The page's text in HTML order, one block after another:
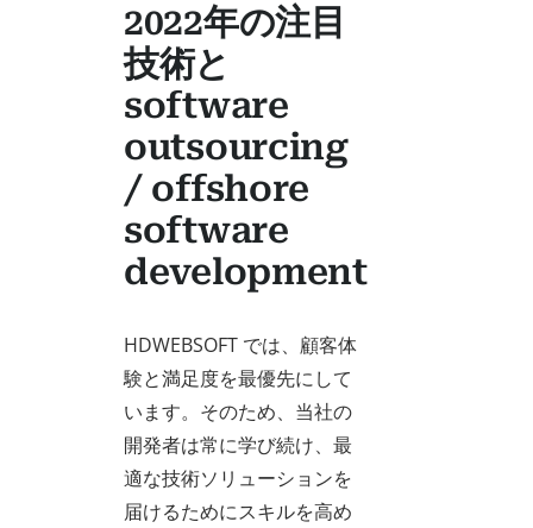
2022年の注目
技術と
software
outsourcing
/ offshore
software
development
HDWEBSOFT では、顧客体
験と満足度を最優先にして
います。そのため、当社の
開発者は常に学び続け、最
適な技術ソリューションを
届けるためにスキルを高め